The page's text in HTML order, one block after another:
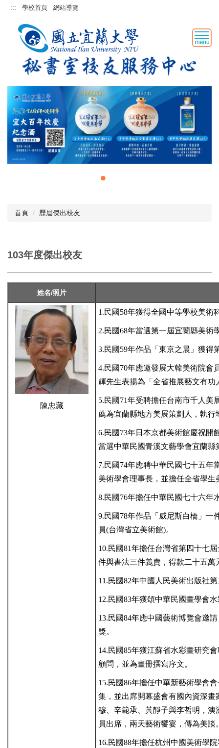
跳::: 學校首頁 網站導覽
首頁 歷屆傑出校友
103年度傑出校友
姓名/照片
陳忠藏
1.民國58年獲得全國中等學校美
2.民國68年當選第一屆宜蘭縣美術
3.民國59年作品「東京之晨」獲得
4.民國70年應邀發展大韓美術院會
輝先生表揚為「全省推展藝文有
5.民國71年受聘擔任台南市千人
薦為宜蘭縣地方美展策劃人，執
6.民國73年日本京都美術館慶祝開
當選中華民國青溪文藝學會宜蘭縣
7.民國74年應聘中華民國七十五
美術學會理事長，並擔任全省學生
8.民國76年擔任中華民國七十六年
9.民國78年作品「威尼斯白橋」一
員(台灣省立美術館)。
10.民國81年擔任台灣省第四十七
件與書法三件義賣，得款二十五萬
11.民國82年中國人民美術出版社
12.民國83年獲頌中華民國畫學會
13.民國84年應中國藝術博覽會邀
獎。
14.民國85年獲江蘇省水彩畫研究
顧問，並為畫冊撰寫序文。
15.民國86年擔任中華新藝術學會
集，並出席開幕盛會有國內資深
穆、辛範承、黃靜子與李哲明，
員出席，兩天藝術饗宴，傳為美談
16.民國88年擔任杭州中國美術學